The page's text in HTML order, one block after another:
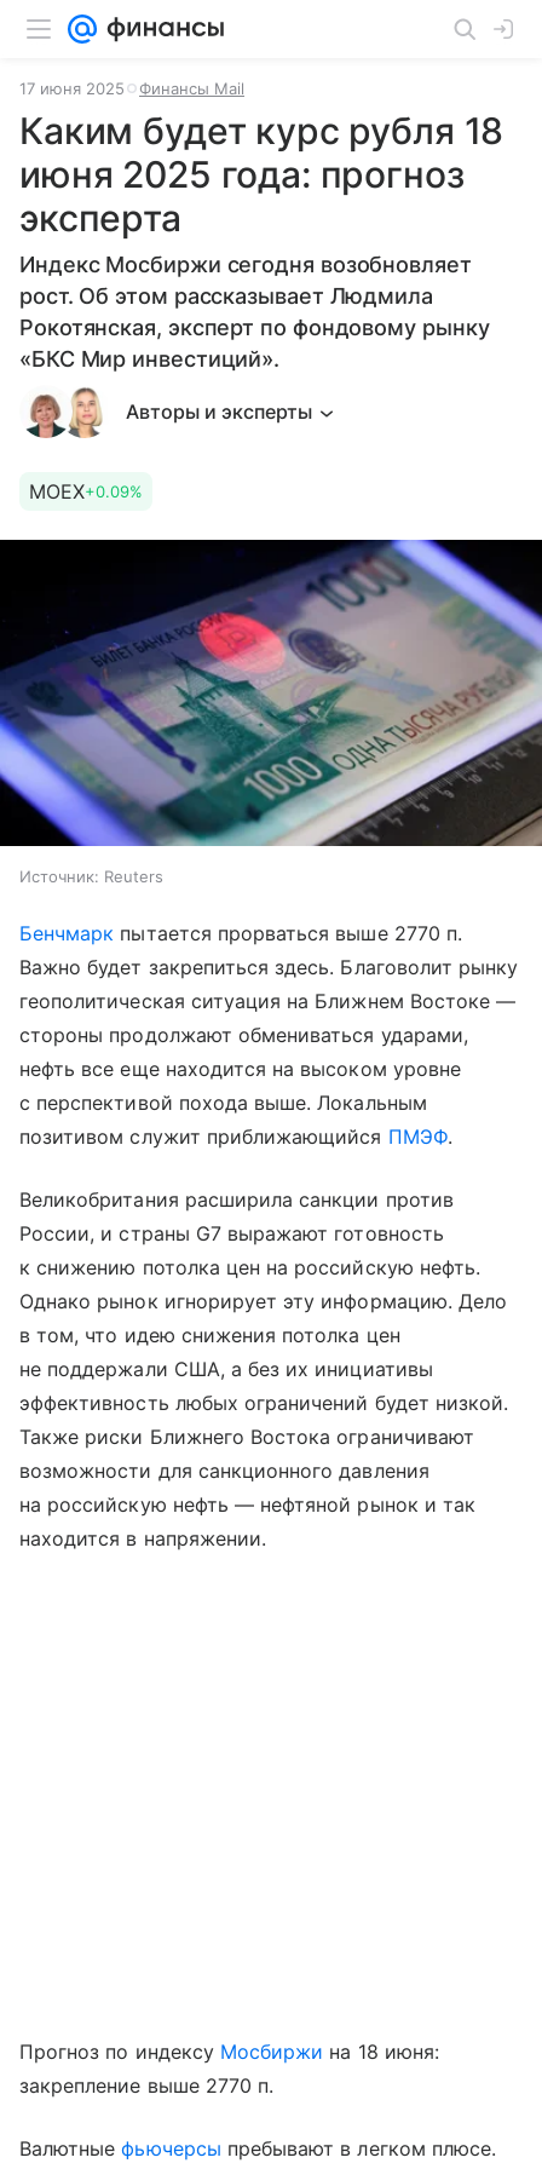
17 июня 2025 Финансы Mail
Каким будет курс рубля 18
июня 2025 года: прогноз
эксперта
Индекс Мосбиржи сегодня возобновляет
рост. Об этом рассказывает Людмила
Рокотянская, эксперт по фондовому рынку
«БКС Мир инвестиций».
Авторы и эксперты
MOEX+0.09%
Источник: Reuters
Бенчмарк пытается прорваться выше 2770 п.
Важно будет закрепиться здесь. Благоволит рынку
геополитическая ситуация на Ближнем Востоке —
стороны продолжают обмениваться ударами,
нефть все еще находится на высоком уровне
с перспективой похода выше. Локальным
позитивом служит приближающийся ПМЭФ.
Великобритания расширила санкции против
России, и страны G7 выражают готовность
к снижению потолка цен на российскую нефть.
Однако рынок игнорирует эту информацию. Дело
в том, что идею снижения потолка цен
не поддержали США, а без их инициативы
эффективность любых ограничений будет низкой.
Также риски Ближнего Востока ограничивают
возможности для санкционного давления
на российскую нефть — нефтяной рынок и так
находится в напряжении.
Прогноз по индексу Мосбиржи на 18 июня:
закрепление выше 2770 п.
Валютныефьючерсы пребывают в легком плюсе.